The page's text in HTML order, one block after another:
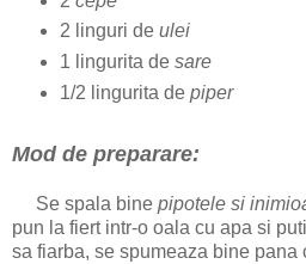
2 linguri de ulei
1 lingurita de sare
1/2 lingurita de piper
Mod de preparare:
Se spala bine pipotele si
pun la fiert intr-o oala cu apa si
sa fiarba, se spumeaza bine pana